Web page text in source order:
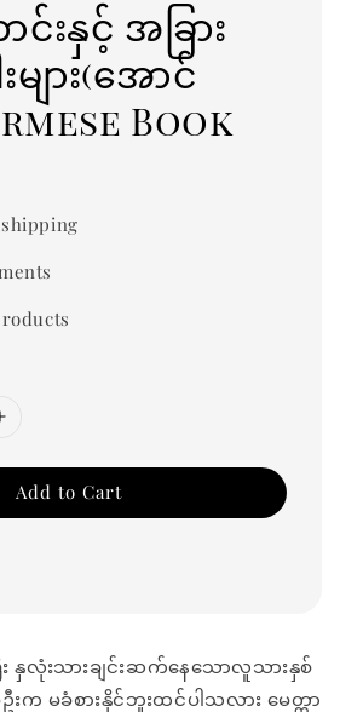
းနှင့် အခြား
များ(အောင်
Book
Add to Cart
နှလုံးသားချင်းဆက်နေသောလူသားနှစ်
းက မခံစားနိုင်ဘူးထင်ပါသလား မေတ္တာ